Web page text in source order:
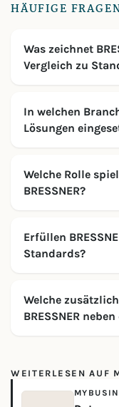
HÄUFIGE
Was zeichnet
Vergleich zu
In welchen
Lösungen
Welche Rolle
BRESSNER?
Erfüllen
Standards?
Welche
BRESSNER
WEITERLESEN AUF